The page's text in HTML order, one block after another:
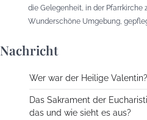
die Gelegenheit, in der Pfarrkirche
Wunderschöne Umgebung,
Nachricht
Wer war der Heilige Valentin?
Das Sakrament der
das und wie sieht es aus?